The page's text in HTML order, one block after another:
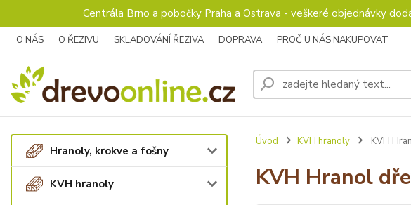
Centrála Brno a pobočky Praha a Ostrava - veškeré objednávky
O NÁS O ŘEZIVU SKLADOVÁNÍ ŘEZIVA DOPRAVA PROČ U NÁS NAKUPOVAT
Hranoly, krokve a fošny
KVH hranoly
Úvod KVH hranoly KVH
KVH Hranol